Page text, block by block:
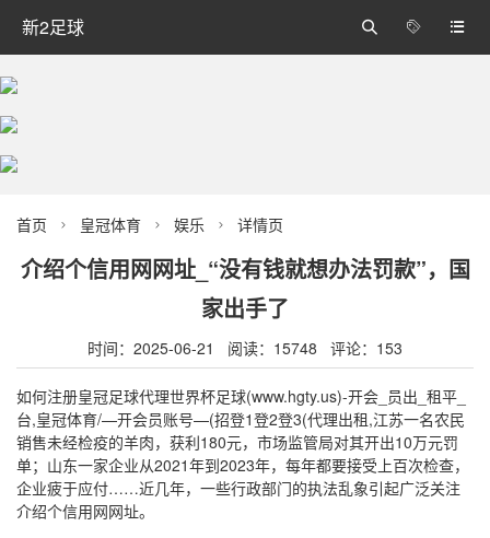
新2足球 


首页  皇冠体育  娱乐  详情页
介绍个信用网网址_“没有钱就想办法罚款”，国
家出手了
时间：2025-06-21 阅读：15748 评论：153
如何注册皇冠足球代理世界杯足球(www.hgty.us)-开会_员出_租平_
台,皇冠体育/—开会员账号—(招登1登2登3(代理出租,江苏一名农民
销售未经检疫的羊肉，获利180元，市场监管局对其开出10万元罚
单；山东一家企业从2021年到2023年，每年都要接受上百次检查，
企业疲于应付……近几年，一些行政部门的执法乱象引起广泛关注
介绍个信用网网址。